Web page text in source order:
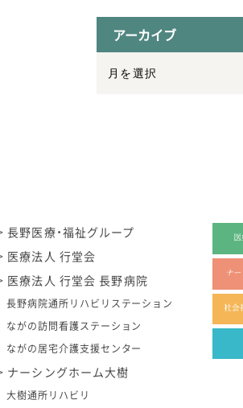
アーカイブ
長野医療・福祉グループ
医療法人 行堂会
医療法人 行堂会 長野病院
長野病院通所リハビリステーション
ながの訪問看護ステーション
ながの居宅介護支援センター
ナーシングホーム大樹
大樹通所リハビリ